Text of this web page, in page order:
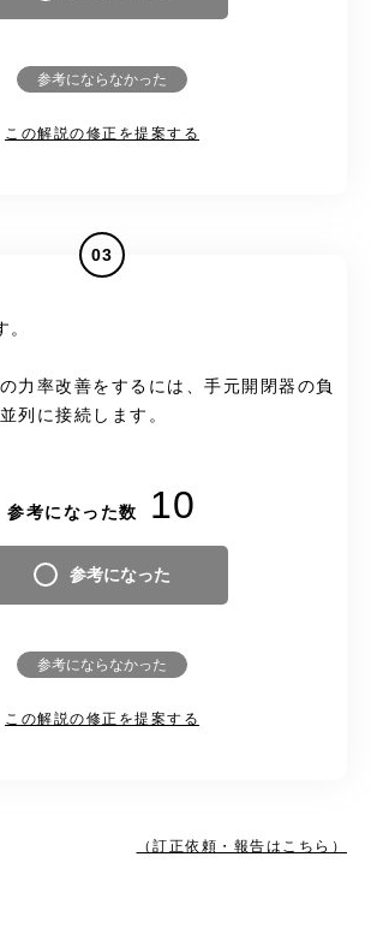
参考にならなかった
この解説の修正を提案する
03
力率改善をするには、手元開閉器の負
列に接続します。
参考になった数 10
参考になった
参考にならなかった
この解説の修正を提案する
（訂正依頼・報告はこちら）